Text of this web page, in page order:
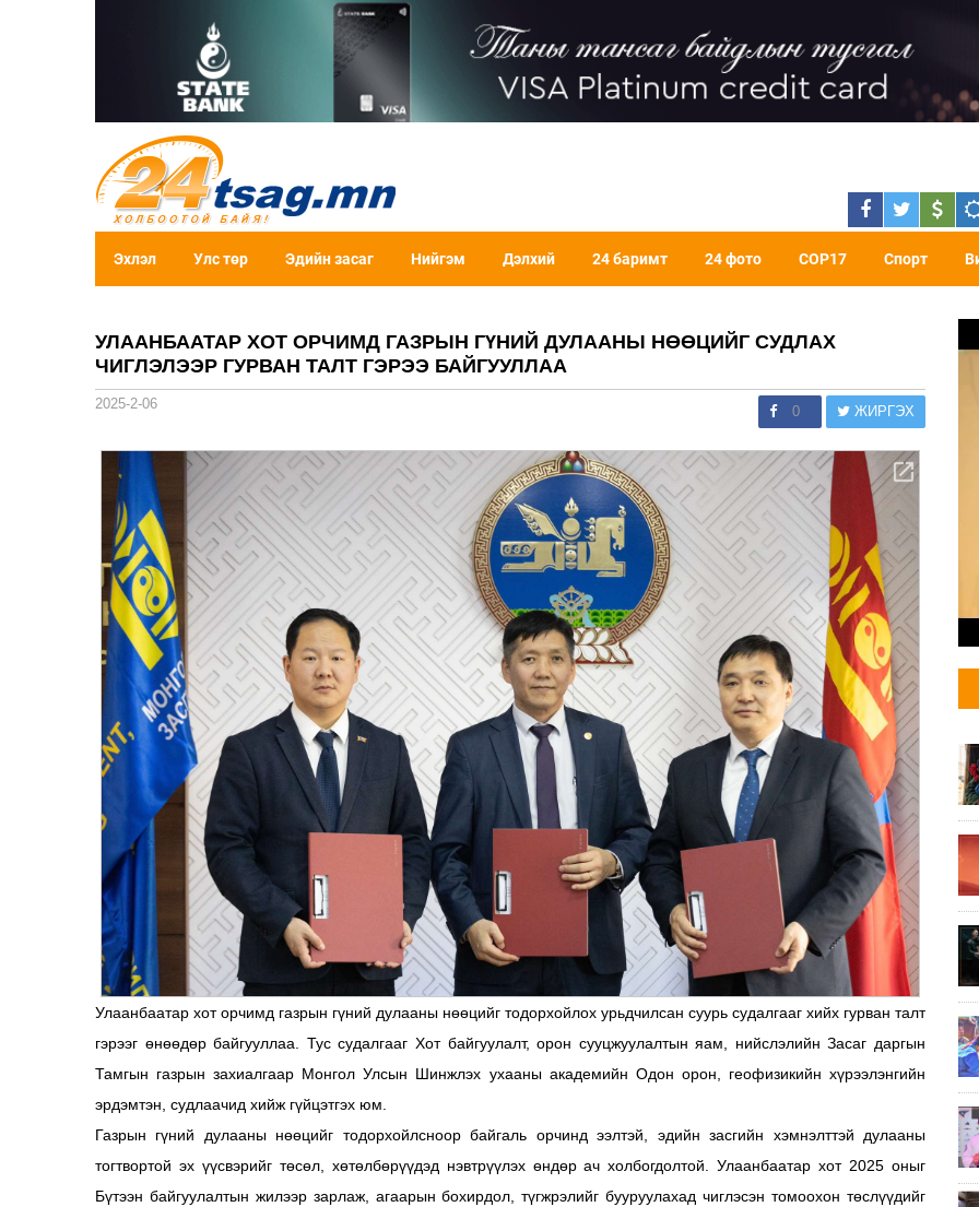
Эхлэл Улс төр Эдийн засаг Нийгэм Дэлхий 24 баримт 24 фото COP17 Спорт
УЛААНБААТАР ХОТ ОРЧИМД ГАЗРЫН ГҮНИЙ ДУЛААНЫ НӨӨЦИЙГ СУДЛАХ
ЧИГЛЭЛЭЭР ГУРВАН ТАЛТ ГЭРЭЭ БАЙГУУЛЛАА
2025-2-06 0 ЖИРГЭХ
Улаанбаатар хот орчимд газрын гүний дулааны нөөцийг тодорхойлох урьдчилсан суурь судалгааг хийх гурван талт
гэрээг өнөөдөр байгууллаа. Тус судалгааг Хот байгуулалт, орон сууцжуулалтын яам, нийслэлийн Засаг даргын
Тамгын газрын захиалгаар Монгол Улсын Шинжлэх ухааны академийн Одон орон, геофизикийн хүрээлэнгийн
эрдэмтэн, судлаачид хийж гүйцэтгэх юм.
Газрын гүний дулааны нөөцийг тодорхойлсноор байгаль орчинд ээлтэй, эдийн засгийн хэмнэлттэй дулааны
тогтвортой эх үүсвэрийг төсөл, хөтөлбөрүүдэд нэвтрүүлэх өндөр ач холбогдолтой. Улаанбаатар хот 2025 оныг
Бүтээн байгуулалтын жилээр зарлаж, агаарын бохирдол, түгжрэлийг бууруулахад чиглэсэн томоохон төслүүдийг